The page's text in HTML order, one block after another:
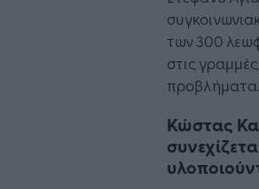
των 300
στις
προβλήματα.
Κώστας